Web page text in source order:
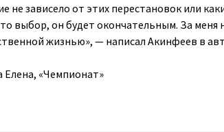
не зависело от этих перестановок или
выбор, он будет окончательным. За
жизнью», — написал Акинфеев в
Елена, «Чемпионат»